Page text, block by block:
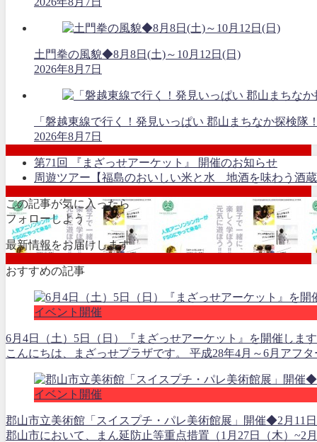
土門拳の風貌◆8月8日(土)～10月12日(日)
2026年8月7日
「磐越東線で行く！発見いっぱい 郡山まちなか探検隊
2026年8月7日
第71回 『まざっせアーケット』 開催のお知らせ
周遊ツアー【福島のおいしい米と水 地酒を味わう酒
この記事が気に入ったら
フォローしよう
最新情報をお届けします
おすすめの記事
イベント開催
6月4日（土）5日（日）『まざっせアーケット』を開催します
こんにちは、まざっせプラザです。 平成28年4月～6月アフ
イベント開催
郡山市立美術館「スイスプチ・パレ美術館展」開催◆2月11
郡山市において、まん延防止等重点措置（1月27日（木）~2